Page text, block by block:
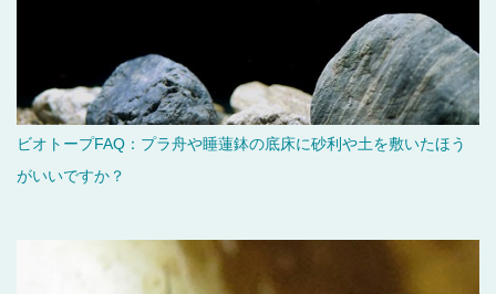
ビオトープFAQ：プラ舟や睡蓮鉢の底床に砂利や土を敷いたほう
がいいですか？